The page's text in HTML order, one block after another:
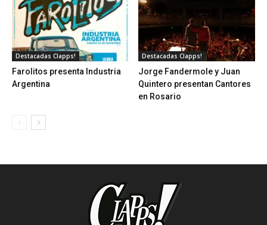
Destacadas Clapps!
Farolitos presenta Industria
Argentina
Destacadas Clapps!
Jorge Fandermole y Juan
Quintero presentan Cantores
en Rosario